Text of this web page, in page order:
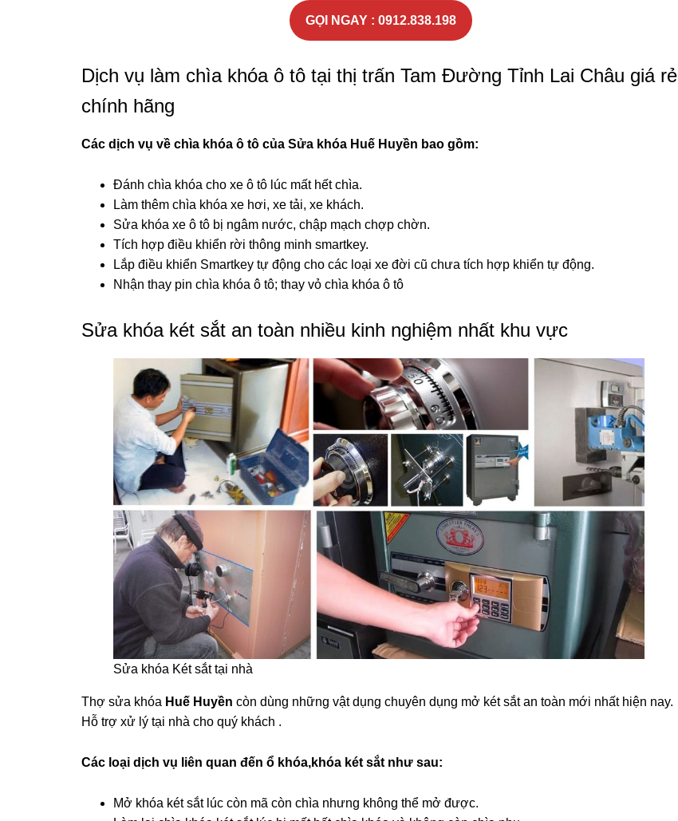
GỌI NGAY : 0912.838.198
Dịch vụ làm chìa khóa ô tô tại thị trấn Tam Đường Tỉnh Lai Châu giá rẻ
chính hãng
Các dịch vụ về chìa khóa ô tô của Sửa khóa Huế Huyền bao gồm:
Đánh chìa khóa cho xe ô tô lúc mất hết chìa.
Làm thêm chìa khóa xe hơi, xe tải, xe khách.
Sửa khóa xe ô tô bị ngâm nước, chập mạch chợp chờn.
Tích hợp điều khiển rời thông minh smartkey.
Lắp điều khiển Smartkey tự động cho các loại xe đời cũ chưa tích hợp khiển tự động.
Nhận thay pin chìa khóa ô tô; thay vỏ chìa khóa ô tô
Sửa khóa két sắt an toàn nhiều kinh nghiệm nhất khu vực
Sửa khóa Két sắt tại nhà
Thợ sửa khóa Huế Huyền còn dùng những vật dụng chuyên dụng mở két sắt an toàn mới nhất hiện nay.
Hỗ trợ xử lý tại nhà cho quý khách .
Các loại dịch vụ liên quan đến ổ khóa,khóa két sắt như sau:
Mở khóa két sắt lúc còn mã còn chìa nhưng không thể mở được.